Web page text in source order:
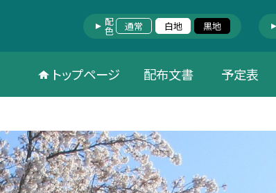
配色 通常 白地 黒地
トップページ 配布文書 予定表